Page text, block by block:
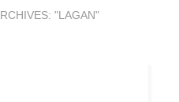
"LAGAN"